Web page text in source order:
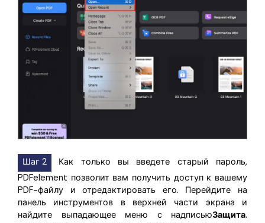
Шаг 2
Как только вы введете старый пароль,
PDFelement позволит вам получить доступ к вашему
PDF-файлу и отредактировать его. Перейдите на
панель инструментов в верхней части экрана и
найдите выпадающее меню с надписьюЗащита.